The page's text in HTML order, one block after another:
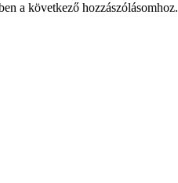
a következő hozzászólásomhoz.